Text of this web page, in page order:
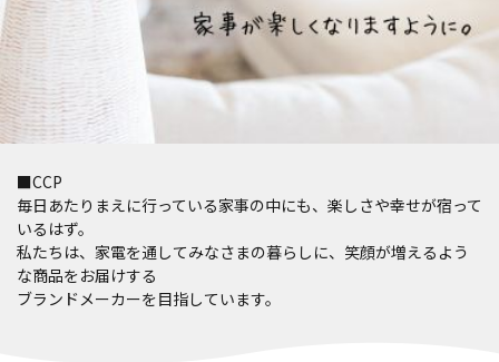
■CCP
毎日あたりまえに行っている家事の中にも、楽しさや幸せが宿って
いるはず。
私たちは、家電を通してみなさまの暮らしに、笑顔が増えるよう
な商品をお届けする
ブランドメーカーを目指しています。